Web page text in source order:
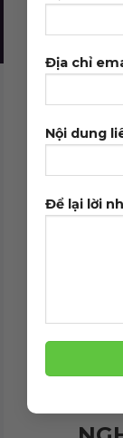
Địa chỉ
Nội dung
Để lại lời